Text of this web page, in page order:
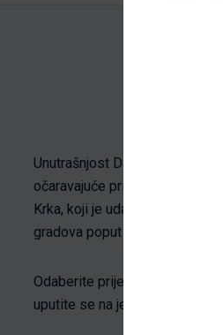
Unutrašnjost Dalmacije Vas
očaravajuće prirode sačuvane
Krka, koji je udaljen tek sat
gradova poput Trogira i Splita
Odaberite prijevoz iz naše
uputite se na jednodnevni izlet.